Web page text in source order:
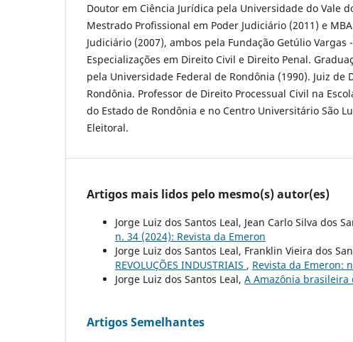
Doutor em Ciência Jurídica pela Universidade do Vale
Mestrado Profissional em Poder Judiciário (2011) e
Judiciário (2007), ambos pela Fundação Getúlio Vargas -
Especializações em Direito Civil e Direito Penal.
pela Universidade Federal de Rondônia (1990). Juiz de
Rondônia. Professor de Direito Processual Civil na
do Estado de Rondônia e no Centro Universitário São
Eleitoral.
Artigos mais lidos pelo mesmo(s) autor(es)
Jorge Luiz dos Santos Leal, Jean Carlo Silva dos
n. 34 (2024): Revista da Emeron
Jorge Luiz dos Santos Leal, Franklin Vieira dos
REVOLUÇÕES INDUSTRIAIS , Revista da Emeron:
Jorge Luiz dos Santos Leal, A Amazônia
Artigos Semelhantes